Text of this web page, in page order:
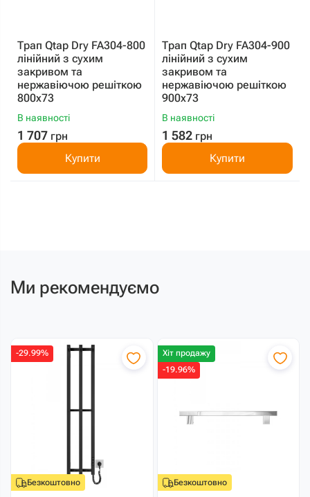
Трап Qtap Dry FA304-800
лінійний з сухим
закривом та
нержавіючою решіткою
800х73
В наявності
1 707 грн
Купити
Трап Qtap Dry FA304-900
лінійний з сухим
закривом та
нержавіючою решіткою
900х73
В наявності
1 582 грн
Купити
Ми рекомендуємо
Безкоштовно
-29.99%
Безкоштовно
Хіт продажу
-19.96%